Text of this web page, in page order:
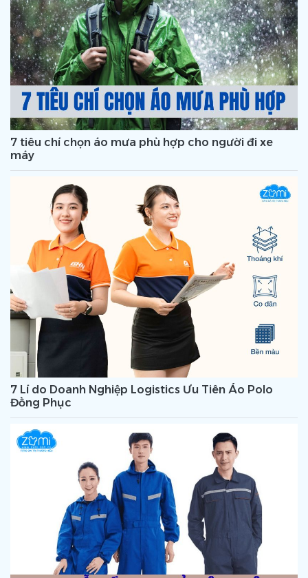
7 tiêu chí chọn áo mưa phù hợp cho người đi xe
máy
7 Lí do Doanh Nghiệp Logistics Ưu Tiên Áo Polo
Đồng Phục